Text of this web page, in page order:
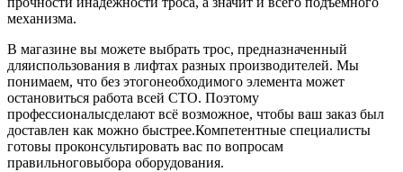
механизма.
В магазине вы можете выбрать трос, предназначенный
дляиспользования в лифтах разных производителей. Мы
понимаем, что без этогонеобходимого элемента может
остановиться работа всей СТО. Поэтому
профессионалысделают всё возможное, чтобы ваш заказ был
доставлен как можно быстрее.Компетентные специалисты
готовы проконсультировать вас по вопросам
правильноговыбора оборудования.